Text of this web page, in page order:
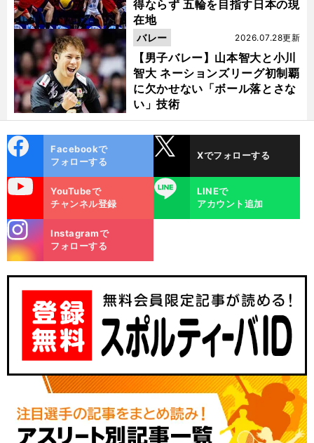
得ならず 五輪を目指す日本の現
在地
【男子バレー】山本智大と小川
智大 ネーションズリーグ初制覇
に欠かせない「ボール落とさな
い」技術
2026.07.28更新
バレー
ok
Facebookで
フォローする
Xでフォローする
YouTubeで
チャンネル登録
LINE
LINEで
アカウント追加
m
Instagramで
フォローする